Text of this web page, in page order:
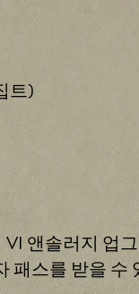
트)
앤솔러지 업
패스를 받을